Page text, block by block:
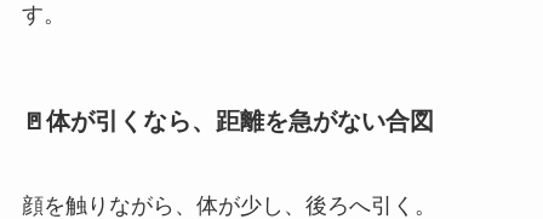
す。
🚪体が引くなら、距離を急がない合図
顔を触りながら、体が少し、後ろへ引く。